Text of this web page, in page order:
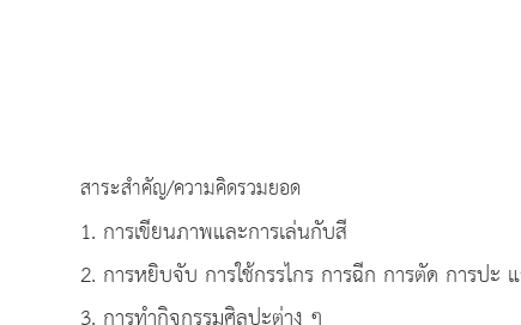
สาระสำคัญ/ความคิดรวมยอด
1. การเขียนภาพและการเล่นกับสี
2. การหยิบจับ การใช้กรรไกร การฉีก การตัด การปะ